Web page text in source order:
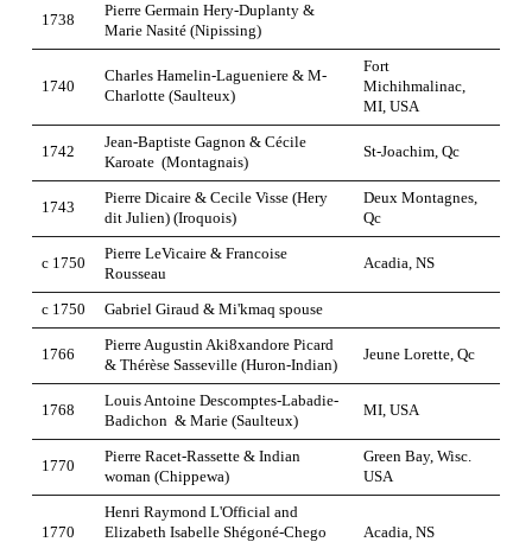
1738
Pierre Germain Hery-Duplanty &
Marie Nasité (Nipissing)
1740
Charles Hamelin-Lagueniere & M-
Charlotte (Saulteux)
Fort
Michihmalinac,
MI, USA
1742
Jean-Baptiste Gagnon & Cécile
Karoate (Montagnais)
St-Joachim, Qc
1743
Pierre Dicaire & Cecile Visse (Hery
dit Julien) (Iroquois)
Deux Montagnes,
Qc
c 1750
Pierre LeVicaire & Francoise
Rousseau
Acadia, NS
c 1750 Gabriel Giraud & Mi'kmaq spouse
1766
Pierre Augustin Aki8xandore Picard
& Thérèse Sasseville (Huron-Indian)
Jeune Lorette, Qc
1768
Louis Antoine Descomptes-Labadie-
Badichon & Marie (Saulteux)
MI, USA
1770
Pierre Racet-Rassette & Indian
woman (Chippewa)
Green Bay, Wisc.
USA
1770
Henri Raymond L'Official and
Elizabeth Isabelle Shégoné-Chego
Acadia, NS